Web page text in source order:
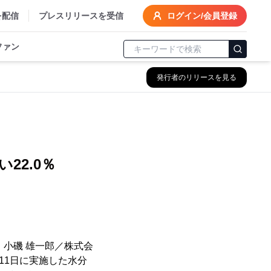
配信 プレスリリースを受信 ログイン/会員登録
ァン
発行者のリリースを見る
22.0％
磯 雄一郎／株式会
日に実施した水分